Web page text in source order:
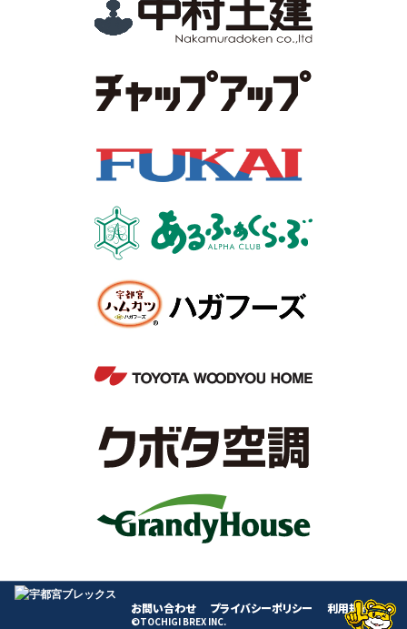
お問い合わせ プライバシーポリシー 利用規約
©TOCHIGI BREX INC.